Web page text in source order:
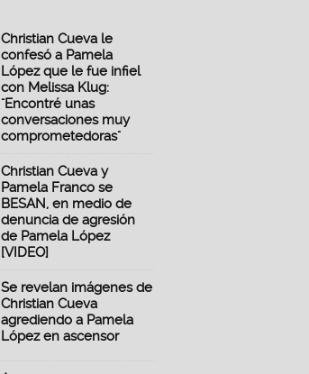
Christian Cueva le
confesó a Pamela
López que le fue infiel
con Melissa Klug:
"Encontré unas
conversaciones muy
comprometedoras"
Christian Cueva y
Pamela Franco se
BESAN, en medio de
denuncia de agresión
de Pamela López
[VIDEO]
Se revelan imágenes de
Christian Cueva
agrediendo a Pamela
López en ascensor